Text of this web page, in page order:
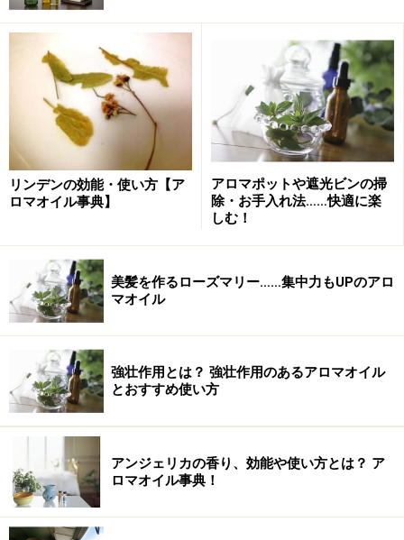
古くから知られるその薬効
食べて美味しいローズマリー。
ローズマリーは細長い常緑の葉をもつ低木です。アロマ
テラピーではそのエッセンシャルオイルが、抗酸化作
用、抗炎症作用などに優れることが知られていて、定番
的に用いられるものの1つです。
ローズマリーの学名はロズマリヌス・オフィキナーリス
といいます。オフィキナーリスとは「薬用の」というオ
フィキナルから由来しています。このように、ローズマ
リーは名づけられたときから薬効が知られていたという
ローズマリーの香りで美髪もゲットする！
リンデンの効能・使い方【ア
ロマオイル事典】
アロマポットや遮光ビンの掃
除・お手入れ法……快適に楽
しむ！
美髪を作るローズマリー……集中力もUPのアロ
マオイル
強壮作用とは？ 強壮作用のあるアロマオイル
とおすすめ使い方
アンジェリカの香り、効能や使い方とは？ ア
ロマオイル事典！